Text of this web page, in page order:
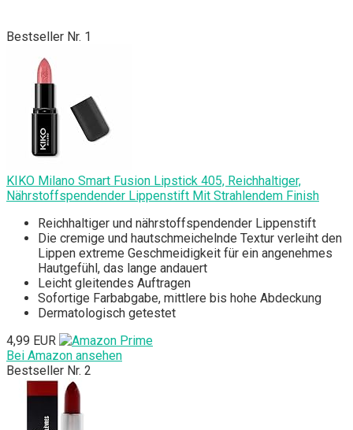
Bestseller Nr. 1
KIKO Milano Smart Fusion Lipstick 405, Reichhaltiger,
Nährstoffspendender Lippenstift Mit Strahlendem Finish
Reichhaltiger und nährstoffspendender Lippenstift
Die cremige und hautschmeichelnde Textur verleiht den
Lippen extreme Geschmeidigkeit für ein angenehmes
Hautgefühl, das lange andauert
Leicht gleitendes Auftragen
Sofortige Farbabgabe, mittlere bis hohe Abdeckung
Dermatologisch getestet
4,99 EUR
Bei Amazon ansehen
Bestseller Nr. 2